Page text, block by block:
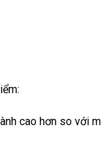
cao hơn so với